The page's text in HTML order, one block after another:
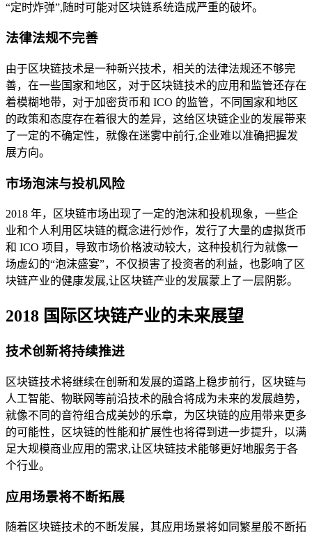
“定时炸弹”,随时可能对区块链系统造成严重的破坏。
法律法规不完善
由于区块链技术是一种新兴技术，相关的法律法规还不够完
善，在一些国家和地区，对于区块链技术的应用和监管还存在
着模糊地带，对于加密货币和 ICO 的监管，不同国家和地区
的政策和态度存在着很大的差异，这给区块链企业的发展带来
了一定的不确定性，就像在迷雾中前行,企业难以准确把握发
展方向。
市场泡沫与投机风险
2018 年，区块链市场出现了一定的泡沫和投机现象，一些企
业和个人利用区块链的概念进行炒作，发行了大量的虚拟货币
和 ICO 项目，导致市场价格波动较大，这种投机行为就像一
场虚幻的“泡沫盛宴”，不仅损害了投资者的利益，也影响了区
块链产业的健康发展,让区块链产业的发展蒙上了一层阴影。
2018 国际区块链产业的未来展望
技术创新将持续推进
区块链技术将继续在创新和发展的道路上稳步前行，区块链与
人工智能、物联网等前沿技术的融合将成为未来的发展趋势，
就像不同的音符组合成美妙的乐章，为区块链的应用带来更多
的可能性，区块链的性能和扩展性也将得到进一步提升，以满
足大规模商业应用的需求,让区块链技术能够更好地服务于各
个行业。
应用场景将不断拓展
随着区块链技术的不断发展，其应用场景将如同繁星般不断拓